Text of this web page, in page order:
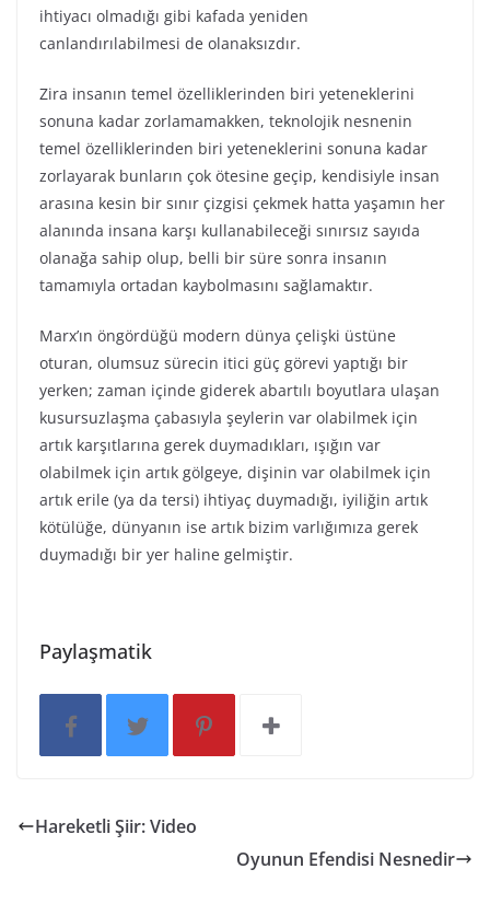
ihtiyacı olmadığı gibi kafada yeniden
canlandırılabilmesi de olanaksızdır.
Zira insanın temel özelliklerinden biri yeteneklerini
sonuna kadar zorlamamakken, teknolojik nesnenin
temel özelliklerinden biri yeteneklerini sonuna kadar
zorlayarak bunların çok ötesine geçip, kendisiyle insan
arasına kesin bir sınır çizgisi çekmek hatta yaşamın her
alanında insana karşı kullanabileceği sınırsız sayıda
olanağa sahip olup, belli bir süre sonra insanın
tamamıyla ortadan kaybolmasını sağlamaktır.
Marx’ın öngördüğü modern dünya çelişki üstüne
oturan, olumsuz sürecin itici güç görevi yaptığı bir
yerken; zaman içinde giderek abartılı boyutlara ulaşan
kusursuzlaşma çabasıyla şeylerin var olabilmek için
artık karşıtlarına gerek duymadıkları, ışığın var
olabilmek için artık gölgeye, dişinin var olabilmek için
artık erile (ya da tersi) ihtiyaç duymadığı, iyiliğin artık
kötülüğe, dünyanın ise artık bizim varlığımıza gerek
duymadığı bir yer haline gelmiştir.
Paylaşmatik
Hareketli Şiir: Video
Oyunun Efendisi Nesnedir